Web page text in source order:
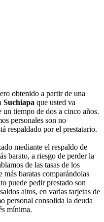
obtenido a partir de una
Suchiapa que usted va
tiempo de dos a cinco años.
personales son no
respaldado por el prestatario.
mediante el respaldo de
barato, a riesgo de perder la
de las tasas de los
más baratas comparándolas
puede pedir prestado son
altos, en varias tarjetas de
personal consolida la deuda
mínima.